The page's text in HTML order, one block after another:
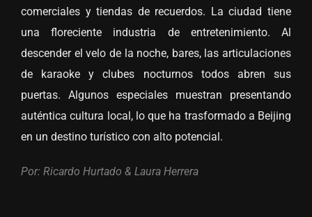
comerciales y tiendas de recuerdos. La ciudad tiene
una floreciente industria de entretenimiento. Al
descender el velo de la noche, bares, las articulaciones
de karaoke y clubes nocturnos todos abren sus
puertas. Algunos especiales muestran presentando
auténtica cultura local, lo que ha trasformado a Beijing
en un destino turístico con alto potencial.
Por: Ricardo Hurtado & Laura Herrera